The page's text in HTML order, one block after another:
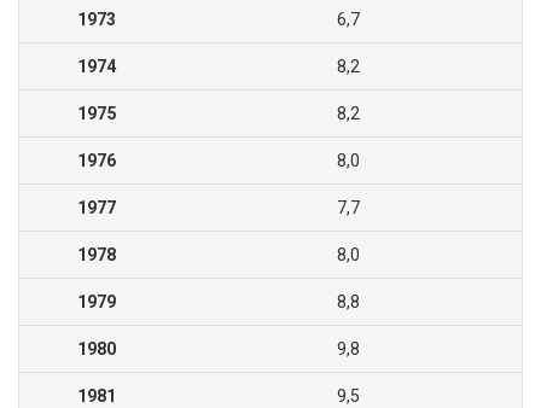
1973 6,7
1974 8,2
1975 8,2
1976 8,0
1977 7,7
1978 8,0
1979 8,8
1980 9,8
1981 9,5